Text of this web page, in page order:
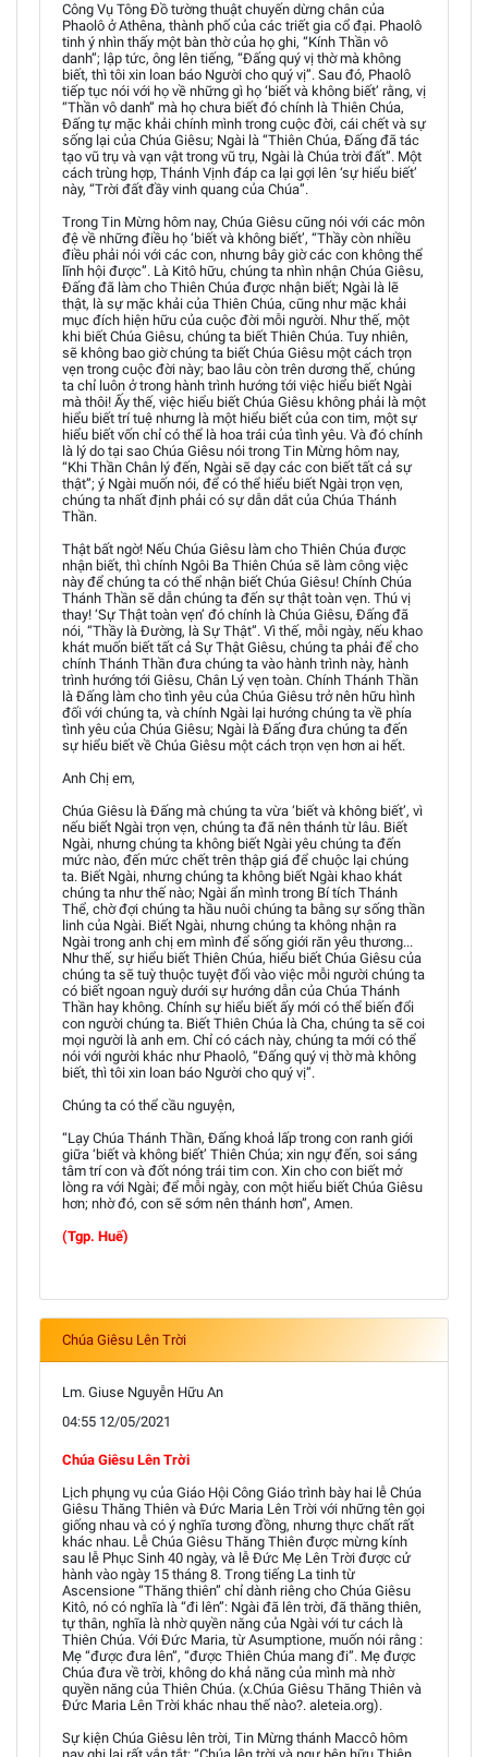
Công Vụ Tông Đồ tường thuật chuyến dừng chân của
Phaolô ở Athêna, thành phố của các triết gia cổ đại. Phaolô
tinh ý nhìn thấy một bàn thờ của họ ghi, “Kính Thần vô
danh”; lập tức, ông lên tiếng, “Đấng quý vị thờ mà không
biết, thì tôi xin loan báo Người cho quý vị”. Sau đó, Phaolô
tiếp tục nói với họ về những gì họ ‘biết và không biết’ rằng, vị
“Thần vô danh” mà họ chưa biết đó chính là Thiên Chúa,
Đấng tự mặc khải chính mình trong cuộc đời, cái chết và sự
sống lại của Chúa Giêsu; Ngài là “Thiên Chúa, Đấng đã tác
tạo vũ trụ và vạn vật trong vũ trụ, Ngài là Chúa trời đất”. Một
cách trùng hợp, Thánh Vịnh đáp ca lại gợi lên ‘sự hiểu biết’
này, “Trời đất đầy vinh quang của Chúa”.
Trong Tin Mừng hôm nay, Chúa Giêsu cũng nói với các môn
đệ về những điều họ ‘biết và không biết’, “Thầy còn nhiều
điều phải nói với các con, nhưng bây giờ các con không thể
lĩnh hội được”. Là Kitô hữu, chúng ta nhìn nhận Chúa Giêsu,
Đấng đã làm cho Thiên Chúa được nhận biết; Ngài là lẽ
thật, là sự mặc khải của Thiên Chúa, cũng như mặc khải
mục đích hiện hữu của cuộc đời mỗi người. Như thế, một
khi biết Chúa Giêsu, chúng ta biết Thiên Chúa. Tuy nhiên,
sẽ không bao giờ chúng ta biết Chúa Giêsu một cách trọn
vẹn trong cuộc đời này; bao lâu còn trên dương thế, chúng
ta chỉ luôn ở trong hành trình hướng tới việc hiểu biết Ngài
mà thôi! Ấy thế, việc hiểu biết Chúa Giêsu không phải là một
hiểu biết trí tuệ nhưng là một hiểu biết của con tim, một sự
hiểu biết vốn chỉ có thể là hoa trái của tình yêu. Và đó chính
là lý do tại sao Chúa Giêsu nói trong Tin Mừng hôm nay,
“Khi Thần Chân lý đến, Ngài sẽ dạy các con biết tất cả sự
thật”; ý Ngài muốn nói, để có thể hiểu biết Ngài trọn vẹn,
chúng ta nhất định phải có sự dẫn dắt của Chúa Thánh
Thần.
Thật bất ngờ! Nếu Chúa Giêsu làm cho Thiên Chúa được
nhận biết, thì chính Ngôi Ba Thiên Chúa sẽ làm công việc
này để chúng ta có thể nhận biết Chúa Giêsu! Chính Chúa
Thánh Thần sẽ dẫn chúng ta đến sự thật toàn vẹn. Thú vị
thay! ‘Sự Thật toàn vẹn’ đó chính là Chúa Giêsu, Đấng đã
nói, “Thầy là Đường, là Sự Thật”. Vì thế, mỗi ngày, nếu khao
khát muốn biết tất cả Sự Thật Giêsu, chúng ta phải để cho
chính Thánh Thần đưa chúng ta vào hành trình này, hành
trình hướng tới Giêsu, Chân Lý vẹn toàn. Chính Thánh Thần
là Đấng làm cho tình yêu của Chúa Giêsu trở nên hữu hình
đối với chúng ta, và chính Ngài lại hướng chúng ta về phía
tình yêu của Chúa Giêsu; Ngài là Đấng đưa chúng ta đến
sự hiểu biết về Chúa Giêsu một cách trọn vẹn hơn ai hết.
Anh Chị em,
Chúa Giêsu là Đấng mà chúng ta vừa ‘biết và không biết’, vì
nếu biết Ngài trọn vẹn, chúng ta đã nên thánh từ lâu. Biết
Ngài, nhưng chúng ta không biết Ngài yêu chúng ta đến
mức nào, đến mức chết trên thập giá để chuộc lại chúng
ta. Biết Ngài, nhưng chúng ta không biết Ngài khao khát
chúng ta như thế nào; Ngài ẩn mình trong Bí tích Thánh
Thể, chờ đợi chúng ta hầu nuôi chúng ta bằng sự sống thần
linh của Ngài. Biết Ngài, nhưng chúng ta không nhận ra
Ngài trong anh chị em mình để sống giới răn yêu thương...
Như thế, sự hiểu biết Thiên Chúa, hiểu biết Chúa Giêsu của
chúng ta sẽ tuỳ thuộc tuyệt đối vào việc mỗi người chúng ta
có biết ngoan nguỳ dưới sự hướng dẫn của Chúa Thánh
Thần hay không. Chính sự hiểu biết ấy mới có thể biến đổi
con người chúng ta. Biết Thiên Chúa là Cha, chúng ta sẽ coi
mọi người là anh em. Chỉ có cách này, chúng ta mới có thể
nói với người khác như Phaolô, “Đấng quý vị thờ mà không
biết, thì tôi xin loan báo Người cho quý vị”.
Chúng ta có thể cầu nguyện,
“Lạy Chúa Thánh Thần, Đấng khoả lấp trong con ranh giới
giữa ‘biết và không biết’ Thiên Chúa; xin ngự đến, soi sáng
tâm trí con và đốt nóng trái tim con. Xin cho con biết mở
lòng ra với Ngài; để mỗi ngày, con một hiểu biết Chúa Giêsu
hơn; nhờ đó, con sẽ sớm nên thánh hơn”, Amen.
(Tgp. Huế)
Chúa Giêsu Lên Trời
Lm. Giuse Nguyễn Hữu An
04:55 12/05/2021
Chúa Giêsu Lên Trời
Lịch phụng vụ của Giáo Hội Công Giáo trình bày hai lễ Chúa
Giêsu Thăng Thiên và Đức Maria Lên Trời với những tên gọi
giống nhau và có ý nghĩa tương đồng, nhưng thực chất rất
khác nhau. Lễ Chúa Giêsu Thăng Thiên được mừng kính
sau lễ Phục Sinh 40 ngày, và lễ Đức Mẹ Lên Trời được cử
hành vào ngày 15 tháng 8. Trong tiếng La tinh từ
Ascensione “Thăng thiên” chỉ dành riêng cho Chúa Giêsu
Kitô, nó có nghĩa là “đi lên”: Ngài đã lên trời, đã thăng thiên,
tự thân, nghĩa là nhờ quyền năng của Ngài với tư cách là
Thiên Chúa. Với Đức Maria, từ Asumptione, muốn nói rằng :
Mẹ “được đưa lên”, “được Thiên Chúa mang đi”. Mẹ được
Chúa đưa về trời, không do khả năng của mình mà nhờ
quyền năng của Thiên Chúa. (x.Chúa Giêsu Thăng Thiên và
Đức Maria Lên Trời khác nhau thế nào?. aleteia.org).
Sự kiện Chúa Giêsu lên trời, Tin Mừng thánh Maccô hôm